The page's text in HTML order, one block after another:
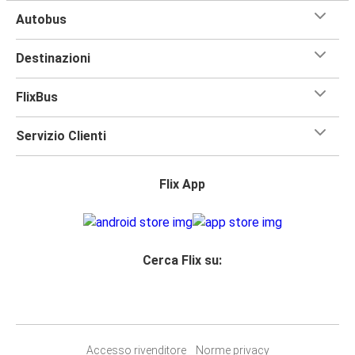
Autobus
Destinazioni
FlixBus
Servizio Clienti
Flix App
Cerca Flix su:
Accesso rivenditore Norme privacy